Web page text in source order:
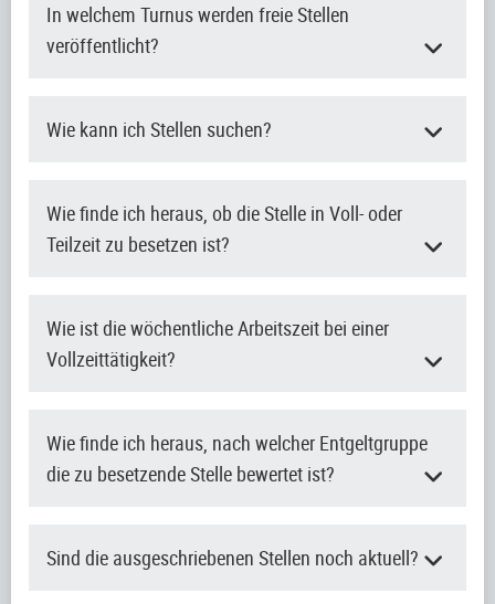
In welchem Turnus werden freie Stellen
veröffentlicht?
Wie kann ich Stellen suchen?
Wie finde ich heraus, ob die Stelle in Voll- oder
Teilzeit zu besetzen ist?
Wie ist die wöchentliche Arbeitszeit bei einer
Vollzeittätigkeit?
Wie finde ich heraus, nach welcher Entgeltgruppe
die zu besetzende Stelle bewertet ist?
Sind die ausgeschriebenen Stellen noch aktuell?